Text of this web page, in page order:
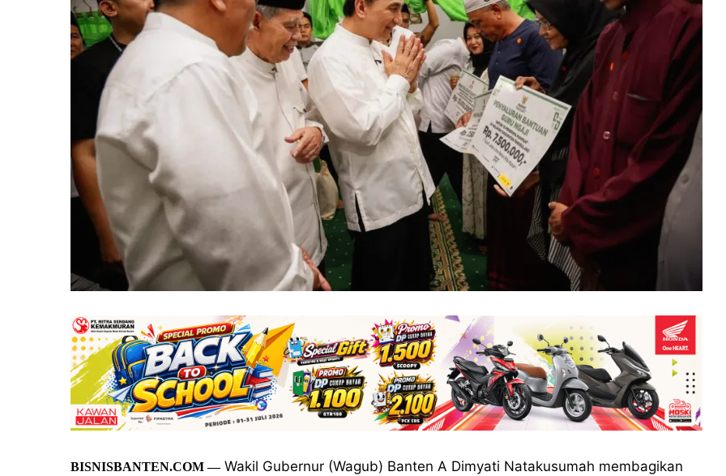
BISNISBANTEN.COM—Wakil Gubernur (Wagub) Banten A Dimyati Natakusumah membagikan